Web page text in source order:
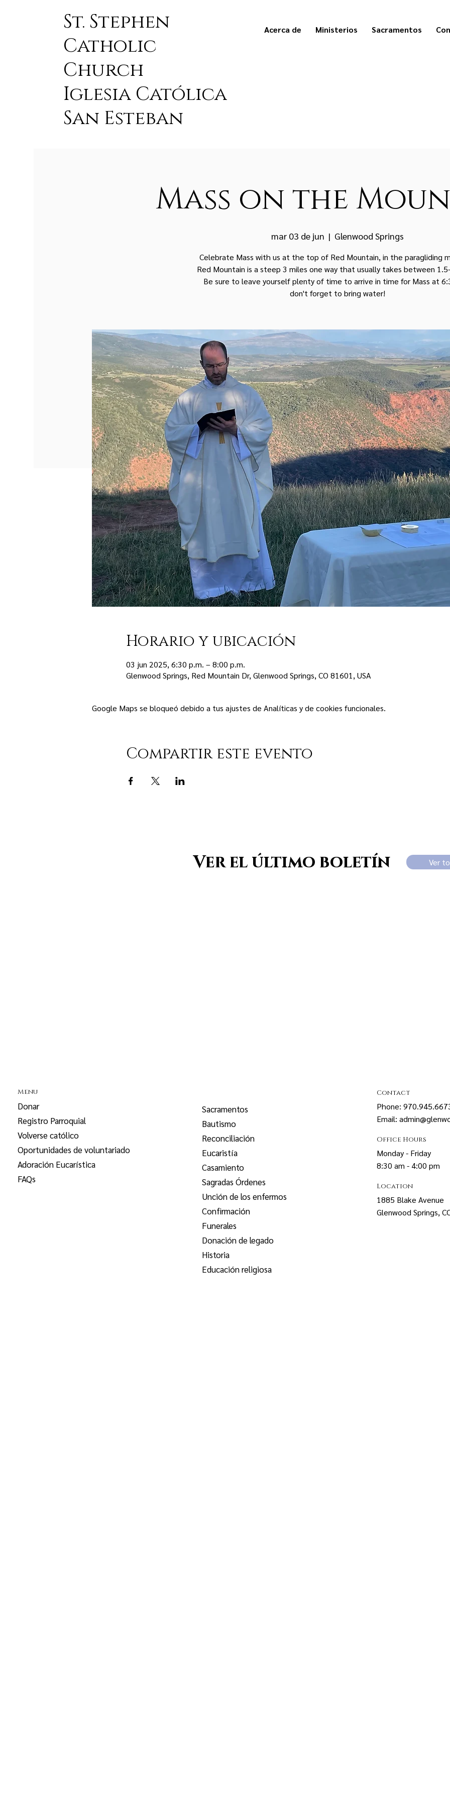
St. Stephen
Catholic
Church
Iglesia Católica
San Esteban
Acerca de Ministerios Sacramentos
Mass on the
mar 03 de jun
  |
Glenwood Springs
Celebrate Mass with us at the top of Red Mountain, in the paragliding
Red Mountain is a steep 3 miles one way that usually takes between
Be sure to leave yourself plenty of time to arrive in time for Mass at
don't forget to bring water!
Horario y ubicación
03 jun 2025, 6:30 p.m. – 8:00 p.m.
Glenwood Springs, Red Mountain Dr, Glenwood Springs, CO 81601, USA
Google Maps se bloqueó debido a tus ajustes de Analíticas y de cookies funcionales.
Compartir este evento
Ver el último boletín Ver
Menu
Donar
Registro Parroquial
Volverse católico
Oportunidades de voluntariado
Adoración Eucarística
FAQs
Sacramentos
Bautismo
Reconciliación
Eucaristía
Casamiento
Sagradas Órdenes
Unción de los enfermos
Confirmación
Funerales
Donación de legado
Historia
Educación religiosa
Contact
Phone:
Email:
Office Hours
Monday - Friday
8:30 am - 4:00 pm
Location
1885 Blake Avenue
Glenwood Springs,